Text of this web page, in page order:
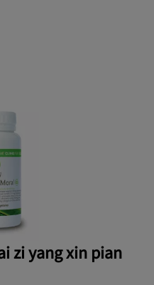
zi yang xin pian